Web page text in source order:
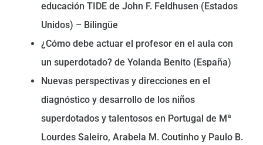
educación TIDE de John F. Feldhusen (Estados
Unidos) – Bilingüe
¿Cómo debe actuar el profesor en el aula con
un superdotado? de Yolanda Benito (España)
Nuevas perspectivas y direcciones en el
diagnóstico y desarrollo de los niños
superdotados y talentosos en Portugal de Mª
Lourdes Saleiro, Arabela M. Coutinho y Paulo B.